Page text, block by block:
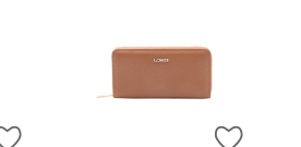
ZUR WUNSCHLISTE HINZUFÜGEN
ZUR